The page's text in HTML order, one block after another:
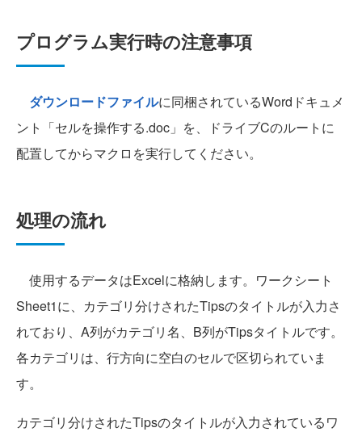
プログラム実行時の注意事項
ダウンロードファイルに同梱されているWordドキュメ
ント「セルを操作する.doc」を、ドライブCのルートに
配置してからマクロを実行してください。
処理の流れ
使用するデータはExcelに格納します。ワークシート
Sheet1に、カテゴリ分けされたTipsのタイトルが入力さ
れており、A列がカテゴリ名、B列がTipsタイトルです。
各カテゴリは、行方向に空白のセルで区切られていま
す。
カテゴリ分けされたTipsのタイトルが入力されているワ